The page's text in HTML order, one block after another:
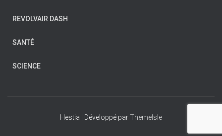
REVOLVAIR DASH
SANTÉ
SCIENCE
Hestia | Développé parThemeIsle